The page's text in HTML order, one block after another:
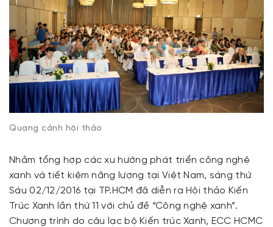
Quang cảnh hội thảo
Nhằm tổng hợp các xu hướng phát triển công nghệ
xanh và tiết kiệm năng lượng tại Việt Nam, sáng thứ
Sáu 02/12/2016 tại TP.HCM đã diễn ra Hội thảo Kiến
Trúc Xanh lần thứ 11 với chủ đề “Công nghệ xanh”.
Chương trình do câu lạc bộ Kiến trúc Xanh, ECC HCMC